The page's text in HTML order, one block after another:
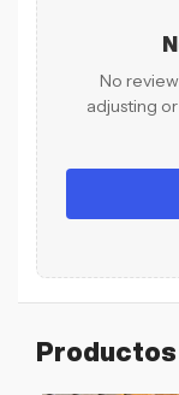
No
adjusting